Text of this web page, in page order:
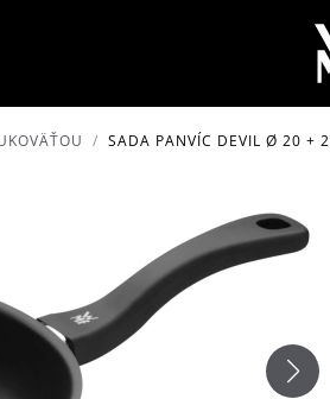
SADA PANVÍC DEVIL Ø 20 +